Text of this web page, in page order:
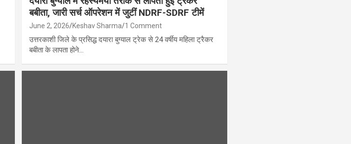
बबीता, जारी सर्च ऑपरेशन में जुटीं NDRF-SDRF टीमें
June 2, 2026 Keshav Sharma 1 Comment
उत्तरकाशी जिले के प्रसिद्ध दयारा बुग्याल ट्रेक से 24 वर्षीय महिला ट्रैकर
बबीता के लापता होने…